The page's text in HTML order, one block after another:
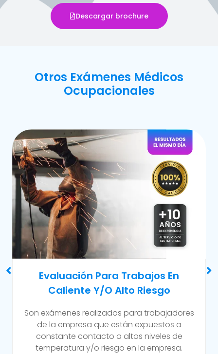
Descargar brochure
Otros Exámenes Médicos
Ocupacionales
Examen Médico Ocupacional De
Reincorporación Laboral
Este examen se realiza al colaborador que se
incorpora a la organización luego de haber
sufrido alguna incapacidad temporal propia
del trabajo.